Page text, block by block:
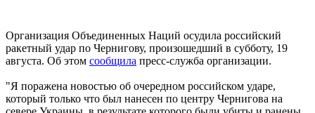
Организация Объединенных Наций осудила российский
ракетный удар по Чернигову, произошедший в субботу, 19
августа. Об этом сообщила пресс-служба организации.
"Я поражена новостью об очередном российском ударе,
который только что был нанесен по центру Чернигова на